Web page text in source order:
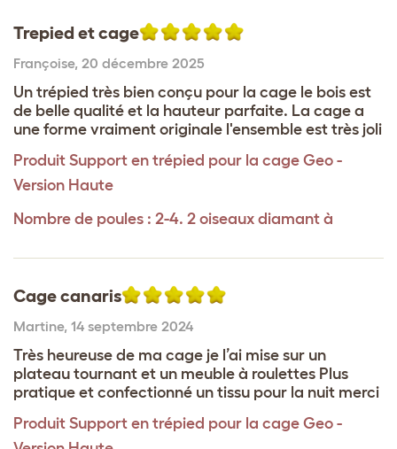
Trepied et cage
Françoise, 20 décembre 2025
Un trépied très bien conçu pour la cage le bois est
de belle qualité et la hauteur parfaite. La cage a
une forme vraiment originale l'ensemble est très joli
Produit Support en trépied pour la cage Geo -
Version Haute
Nombre de poules : 2-4. 2 oiseaux diamant à
Cage canaris
Martine, 14 septembre 2024
Très heureuse de ma cage je l’ai mise sur un
plateau tournant et un meuble à roulettes Plus
pratique et confectionné un tissu pour la nuit merci
Produit Support en trépied pour la cage Geo -